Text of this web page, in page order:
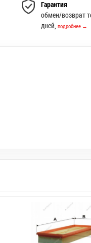
Гарантия
обмен/возврат
дней,подробнее →